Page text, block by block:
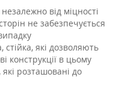
від міцності
не забезпечується
які дозволяють
конструкції в цьому
розташовані до